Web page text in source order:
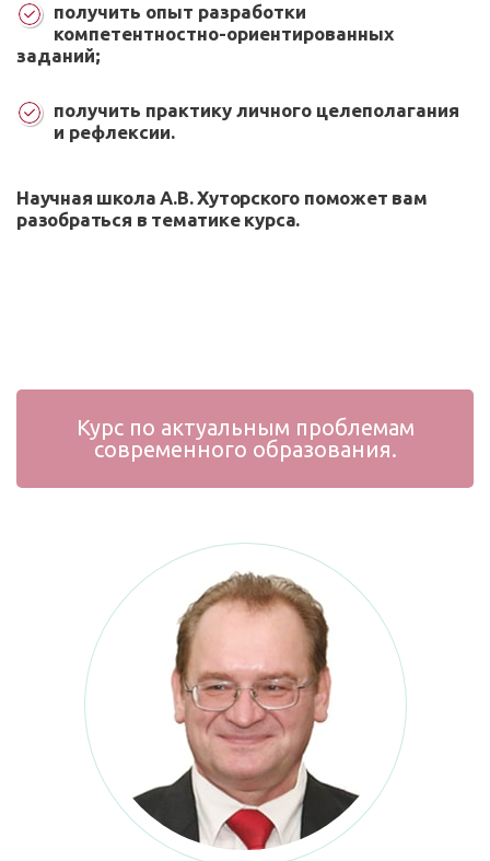
получить опыт разработки
компетентностно-ориентированных
заданий;
получить практику личного целеполагания
и рефлексии.
Научная школа А.В. Хуторского поможет вам
разобраться в тематике курса.
Курс по актуальным проблемам
современного образования.